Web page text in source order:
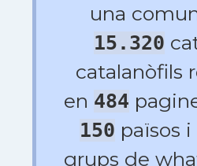
una
15.320
catalanòfils
en 484
150 països
grups de